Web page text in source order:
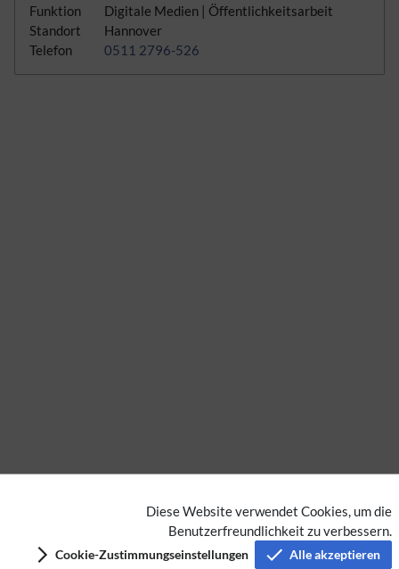
Diese Website verwendet Cookies, um die
Benutzerfreundlichkeit zu verbessern.
Cookie-Zustimmungseinstellungen Alle akzeptieren
Funktion
Digitale Medien | Öffentlichkeitsarbeit
Standort
Hannover
Telefon
0511 2796-526
Keine Kategorien vergeben